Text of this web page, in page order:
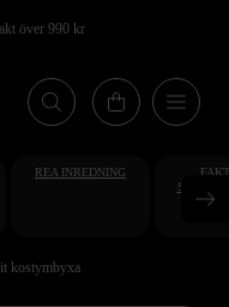
över 990 kr
REA INREDNING
kostymbyxa